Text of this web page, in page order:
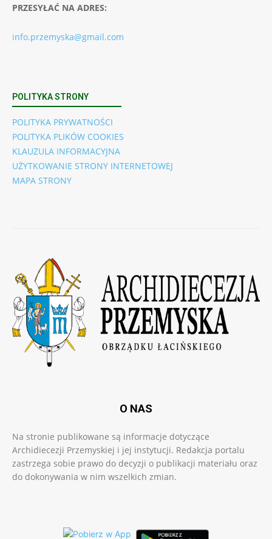
PRZESYŁAĆ NA ADRES:
info.przemyska@gmail.com
POLITYKA STRONY
POLITYKA PRYWATNOŚCI
POLITYKA PLIKÓW COOKIES
KLAUZULA INFORMACYJNA
UŻYTKOWANIE STRONY INTERNETOWEJ
MAPA STRONY
O NAS
Na stronie publikowane są informacje dotyczące
Archidiecezji Przemyskiej i jej instytucji. Redakcja portalu
zastrzega sobie prawo do decyzji o publikacji materiału oraz
do dokonywania w nim wszelkich zmian.